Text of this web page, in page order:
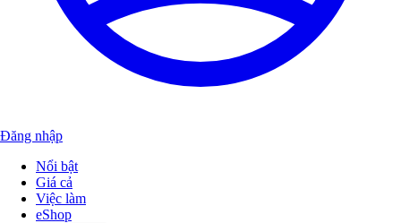
Đăng nhập
Nổi bật
Giá cả
Việc làm
eShop